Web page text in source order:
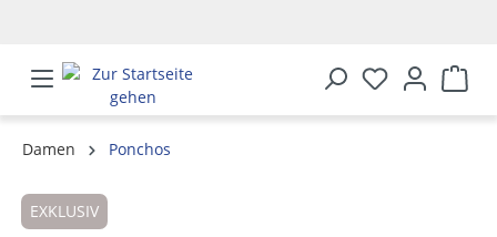
Damen
Ponchos
EXKLUSIV